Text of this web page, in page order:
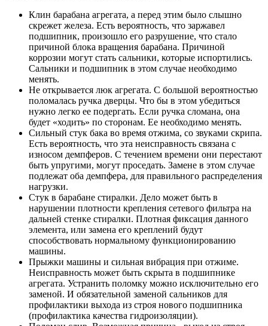
Клин барабана агрегата, а перед этим было слышно
скрежет железа. Есть вероятность, что заржавел
подшипник, произошло его разрушение, что стало
причиной блока вращения барабана. Причиной
коррозии могут стать сальники, которые испортились.
Сальники и подшипник в этом случае необходимо
менять.
Не открывается люк агрегата. С большой вероятностью
поломалась ручка дверцы. Что бы в этом убедиться
нужно легко ее подергать. Если ручка сломана, она
будет «ходить» по сторонам. Ее необходимо менять.
Сильный стук бака во время отжима, со звуками скрипа.
Есть вероятность, что эта неисправность связана с
износом демпферов. С течением времени они перестают
быть упругими, могут проседать. Замене в этом случае
подлежат оба демпфера, для правильного распределения
нагрузки.
Стук в барабане стиралки. Дело может быть в
нарушении плотности крепления сетевого фильтра на
дальней стенке стиралки. Плотная фиксация данного
элемента, или замена его креплений будут
способствовать нормальному функционированию
машины.
Прыжки машины и сильная вибрация при отжиме.
Неисправность может быть скрыта в подшипнике
агрегата. Устранить поломку можно исключительно его
заменой. И обязательной заменой сальников для
профилактики выхода из строя нового подшипника
(профилактика качества гидроизоляции).